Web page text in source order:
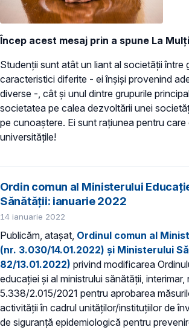
Încep acest mesaj prin a spune La
Studenții sunt atât un liant al societății între
caracteristici diferite - ei înșiși provenind
diverse -, cât și unul dintre grupurile
societatea pe calea dezvoltării unei
pe cunoaștere. Ei sunt rațiunea pentru care
universitățile!
Ordin comun al Ministerului
Sănătății: ianuarie 2022
14 ianuarie 2022
Publicăm, atașat, Ordinul comun al
(nr. 3.030/14.01.2022) și Ministerului
82/13.01.2022) privind modificarea
educației și al ministrului sănătății, interimar,
5.338/2.015/2021 pentru aprobarea
activității în cadrul unităților/instituțiilor de
de siguranță epidemiologică pentru